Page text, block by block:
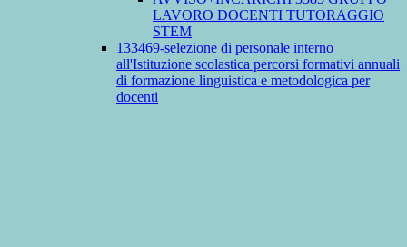
LAVORO DOCENTI TUTORAGGIO
STEM
133469-selezione di personale interno
all'Istituzione scolastica percorsi formativi annuali
di formazione linguistica e metodologica per
docenti